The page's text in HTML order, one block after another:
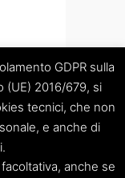
gestione Rifiuti
GDPR sulla
(UE) 2016/679, si
tecnici, che non
e anche di
anche se